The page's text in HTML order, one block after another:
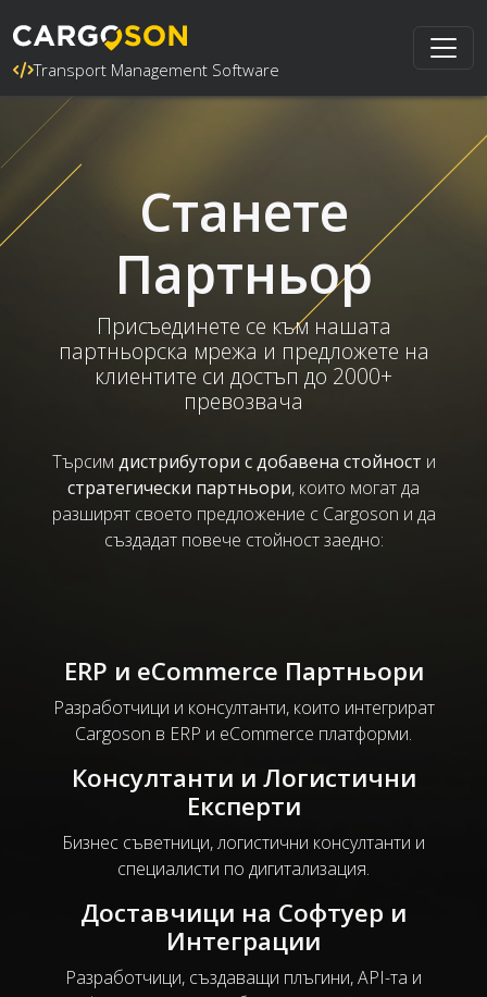
Transport Management Software
Станете
Партньор
Присъединете се към нашата
партньорска мрежа и предложете на
клиентите си достъп до 2000+
превозвача
Търсим дистрибутори с добавена стойност и
стратегически партньори, които могат да
разширят своето предложение с Cargoson и да
създадат повече стойност заедно:
ERP и eCommerce Партньори
Разработчици и консултанти, които интегрират
Cargoson в ERP и eCommerce платформи.
Консултанти и Логистични
Експерти
Бизнес съветници, логистични консултанти и
специалисти по дигитализация.
Доставчици на Софтуер и
Интеграции
Разработчици, създаващи плъгини, API-та и